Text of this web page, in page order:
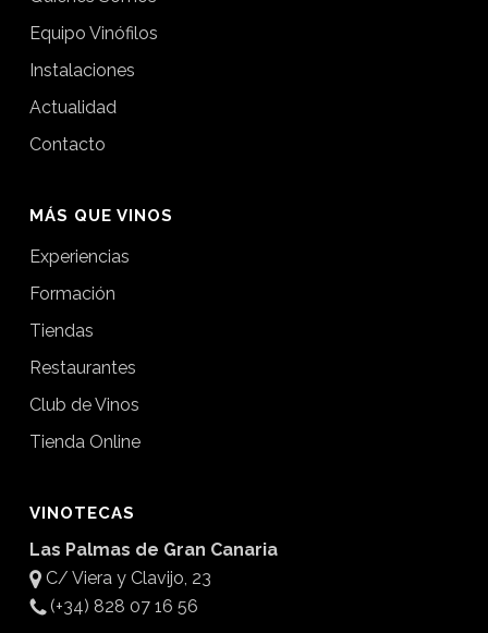
Equipo Vinófilos
Instalaciones
Actualidad
Contacto
MÁS QUE VINOS
Experiencias
Formación
Tiendas
Restaurantes
Club de Vinos
Tienda Online
VINOTECAS
Las Palmas de Gran Canaria
C/ Viera y Clavijo, 23
(+34) 828 07 16 56